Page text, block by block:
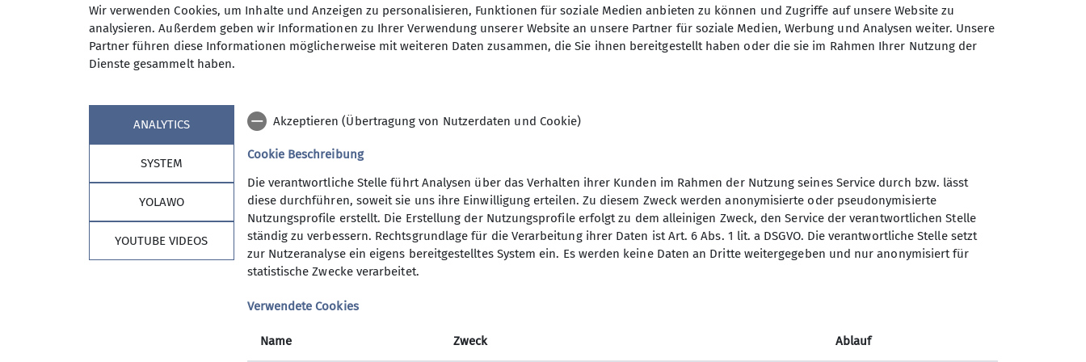
Neben anspruchvollen Bergtouren (bis ca. 1400 Höhenmeter) stehen auch leichtere Berg- und Flachwanderungen (ca. 15
bis 20 km) auf unserem Programm. Dazu kommen Kulturfahrten und -veranstaltungen und jährlich mindestens eine
Wanderwoche in den Bergen sowie im Winter Ski-Unternehmungen.
An den Tourentagen werden die unterschiedlichsten Unternehmungen angeboten. Bei unserem vielfältigen
Bisher ist uns das immer gut gelungen !
Wer uns, eine wirklich sympathische und fröhliche Gruppe kennenlernen will, fasse sich ein Herz und komme am besten
zu unserem Freitagstreffen in den Gasthof Schützenhaus in Gilching (immer 14-tägig von 10:30 bis 11:30 Uhr) und mache
dann vielleicht die nächste Wanderung mit.
Informationen gibts beim Vereinsbeirat für die Wochentagswanderer:
Herbert Meyer 08153 7050 wochentagswanderer@dav-vierseenland.de
Kontakt aufnehmen
Anmeldung bis 29.07.2025
Maximale Teilnehmeranzahl
Sektion Vierseenland
Sektion Vierseenland des
Telefon +4981529839280
Wir verwenden Cookies, um Inhalte und Anzeigen zu personalisieren, Funktionen für soziale Medien anbieten zu können und Zugriffe auf unsere Website zu
analysieren. Außerdem geben wir Informationen zu Ihrer Verwendung unserer Website an unsere Partner für soziale Medien, Werbung und Analysen weiter. Unsere
Partner führen diese Informationen möglicherweise mit weiteren Daten zusammen, die Sie ihnen bereitgestellt haben oder die sie im Rahmen Ihrer Nutzung der
Dienste gesammelt haben.
ANALYTICS
SYSTEM
YOLAWO
YOUTUBE VIDEOS
Akzeptieren (Übertragung von Nutzerdaten und Cookie)
Cookie Beschreibung
Die verantwortliche Stelle führt Analysen über das Verhalten ihrer Kunden im Rahmen der Nutzung seines Service durch bzw. lässt
diese durchführen, soweit sie uns ihre Einwilligung erteilen. Zu diesem Zweck werden anonymisierte oder pseudonymisierte
Nutzungsprofile erstellt. Die Erstellung der Nutzungsprofile erfolgt zu dem alleinigen Zweck, den Service der verantwortlichen Stelle
ständig zu verbessern. Rechtsgrundlage für die Verarbeitung ihrer Daten ist Art. 6 Abs. 1 lit. a DSGVO. Die verantwortliche Stelle setzt
zur Nutzeranalyse ein eigens bereitgestelltes System ein. Es werden keine Daten an Dritte weitergegeben und nur anonymisiert für
statistische Zwecke verarbeitet.
Verwendete Cookies
Name Zweck Ablauf